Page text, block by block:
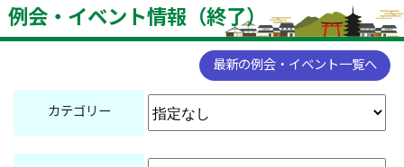
例会・イベント情報（終了）
最新の例会・イベント一覧へ
カテゴリー